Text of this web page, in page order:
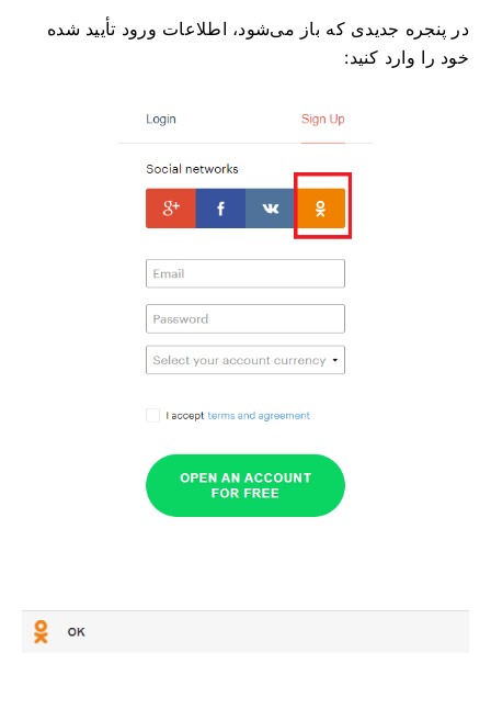
در پنجره جدیدی که باز می‌شود، اطلاعات ورود تأیید شده
خود را وارد کنید: